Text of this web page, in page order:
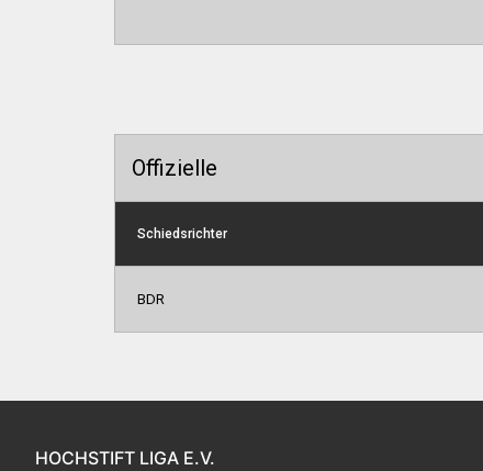
Offizielle
Schiedsrichter
BDR
HOCHSTIFT LIGA E.V.